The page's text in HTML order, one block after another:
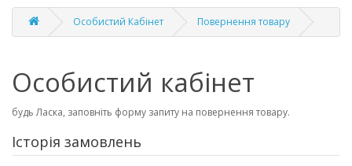
Особистий Кабінет Повернення товару
Особистий кабінет
будь Ласка, заповніть форму запиту на повернення товару.
Історія замовлень